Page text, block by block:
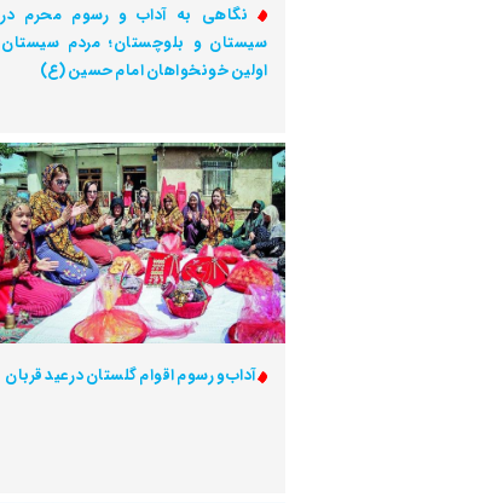
نگاهی به آداب و رسوم محرم در
سیستان و بلوچستان؛ مردم سیستان
اولین خونخواهان امام حسین (ع)
آداب و رسوم اقوام گلستان در عید قربان